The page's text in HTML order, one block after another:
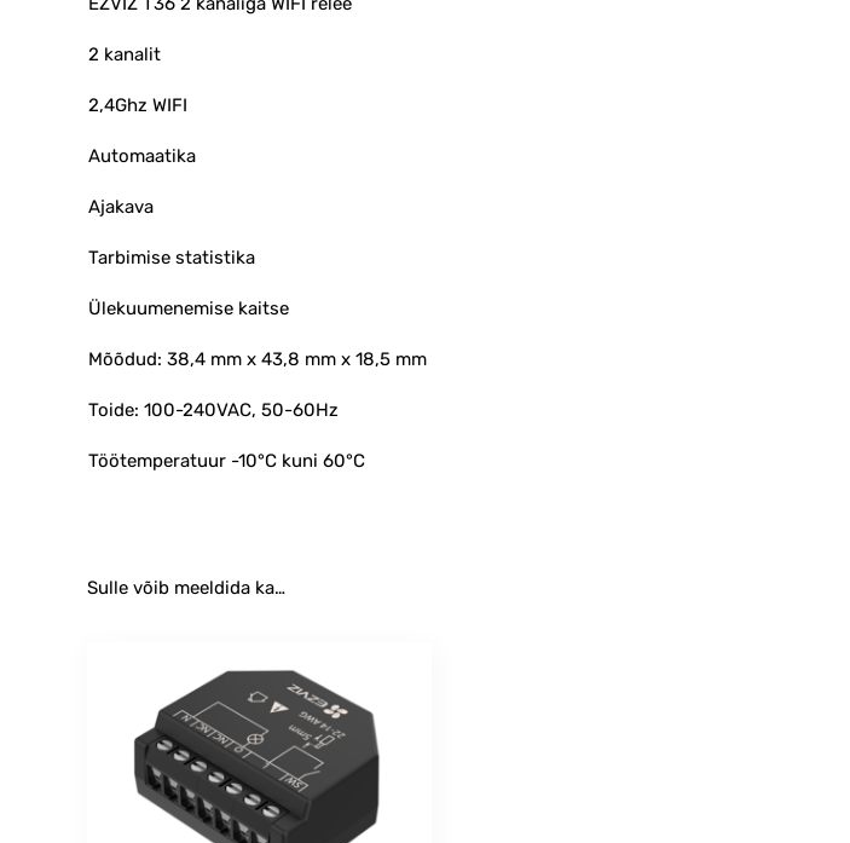
2 kanalit
2,4Ghz WIFI
Automaatika
Ajakava
Tarbimise statistika
Ülekuumenemise kaitse
Mõõdud: 38,4 mm x 43,8 mm x 18,5 mm
Toide: 100-240VAC, 50-60Hz
Töötemperatuur -10°C kuni 60°C
Sulle võib meeldida ka…